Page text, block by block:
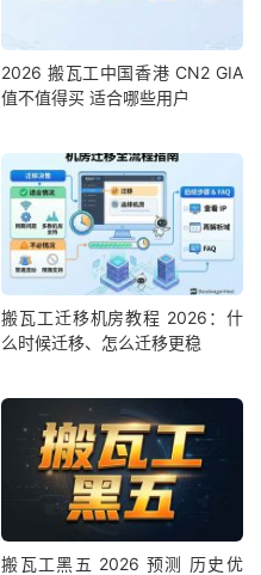
2026 搬瓦工中国香港 CN2 GIA
值不值得买 适合哪些用户
搬瓦工迁移机房教程 2026：什
么时候迁移、怎么迁移更稳
搬瓦工黑五 2026 预测 历史优